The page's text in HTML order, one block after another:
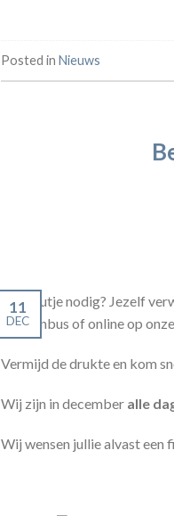
Posted in Nieuws
11
DEC
Cadeautje nodig? Jezelf
brievenbus of online op
Vermijd de drukte en kom
Wij zijn in december alle
Wij wensen jullie alvast een